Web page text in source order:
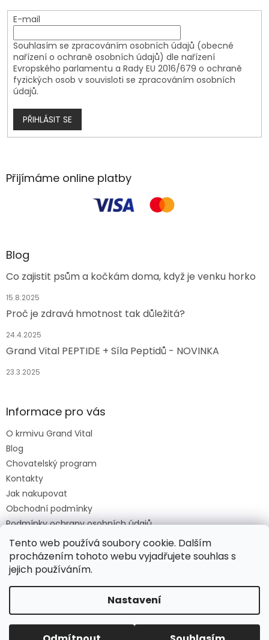
Tento web používá soubory cookie. Dalším
procházením tohoto webu vyjadřujete souhlas s
jejich používáním.
Nastavení
E-mail
Souhlasím se zpracováním osobních údajů (obecné
nařízení o ochraně osobních údajů) dle nařízení
Evropského parlamentu a Rady EU 2016/679 o ochraně
fyzických osob v souvisloti se zpracováním osobních
údajů.
PŘIHLÁSIT SE
Přijímáme online platby
Blog
Co zajistit psům a kočkám doma, když je venku horko
15.8.2025
Proč je zdravá hmotnost tak důležitá?
24.4.2025
Grand Vital PEPTIDE + Síla Peptidů - NOVINKA
23.3.2025
Informace pro vás
O krmivu Grand Vital
Blog
Chovatelský program
Kontakty
Jak nakupovat
Obchodní podmínky
Podmínky ochrany osobních údajů
O krmivu Grand Vital
Copyright 2026Grand Vital Shop. Všechna práva